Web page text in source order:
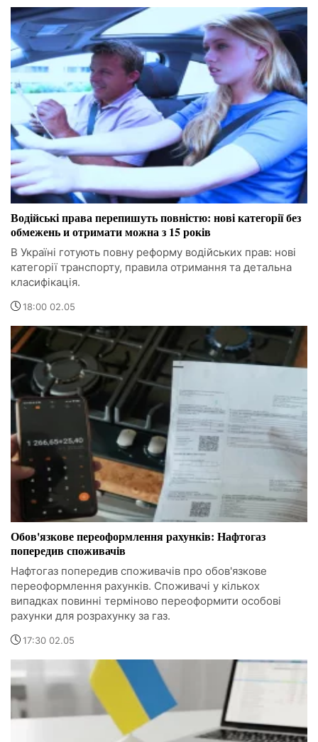
Водійські права перепишуть повністю: нові категорії без
обмежень и отримати можна з 15 років
В Україні готують повну реформу водійських прав: нові
категорії транспорту, правила отримання та детальна
класифікація.
18:00 02.05
Обов'язкове переоформлення рахунків: Нафтогаз
попередив споживачів
Нафтогаз попередив споживачів про обов'язкове
переоформлення рахунків. Споживачі у кількох
випадках повинні терміново переоформити особові
рахунки для розрахунку за газ.
17:30 02.05